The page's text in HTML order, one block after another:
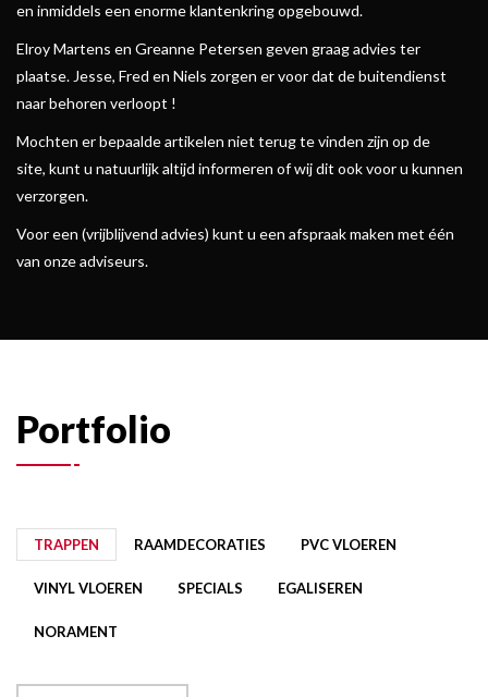
en inmiddels een enorme klantenkring opgebouwd.
Elroy Martens en Greanne Petersen geven graag advies ter
plaatse. Jesse, Fred en Niels zorgen er voor dat de buitendienst
naar behoren verloopt !
Mochten er bepaalde artikelen niet terug te vinden zijn op de
site, kunt u natuurlijk altijd informeren of wij dit ook voor u kunnen
verzorgen.
Voor een (vrijblijvend advies) kunt u een afspraak maken met één
van onze adviseurs.
Portfolio
TRAPPEN RAAMDECORATIES PVC VLOEREN
VINYL VLOEREN SPECIALS EGALISEREN
NORAMENT